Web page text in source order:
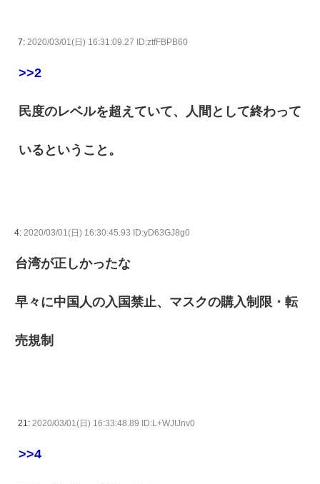
7: 2020/03/01(日) 16:31:09.27 ID:ztfFBPB60
>>2
民度のレベルを超えていて、人間として終わって
いるということ。
4: 2020/03/01(日) 16:30:45.93 ID:yD63GJ8g0
台湾が正しかったな
早々に中国人の入国禁止、マスクの購入制限・転
売規制
21: 2020/03/01(日) 16:33:48.89 ID:L+WJIJnv0
>>4